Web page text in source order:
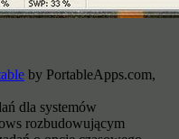
by PortableApps.com,
dla systemów
rozbudowującym